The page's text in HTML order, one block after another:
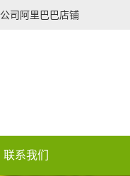
公司阿里巴巴店铺
联系我们